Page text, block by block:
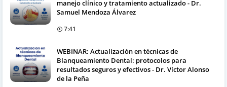
manejo clínico y tratamiento actualizado - Dr.
Samuel Mendoza Álvarez
7:41
WEBINAR: Actualización en técnicas de
Blanqueamiento Dental: protocolos para
resultados seguros y efectivos - Dr. Víctor Alonso
de la Peña